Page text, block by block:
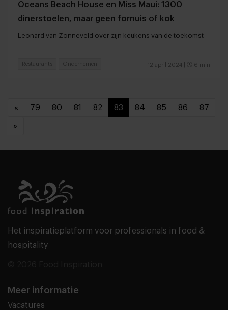
Oceans Beach House en Miss Maui: 1300
dinerstoelen, maar geen fornuis of kok
Leonard van Zonneveld over zijn keukens van de toekomst
12 april 2024 6 min
Restaurants Ondernemen
« 79 80 81 82 83 84 85 86 87
»
Het inspiratieplatform voor professionals in food &
hospitality
Meer informatie
Vacatures